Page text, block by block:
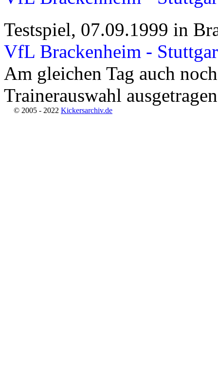
Testspiel, 07.09.1999 in
VfL Brackenheim -
Am gleichen Tag auch
Trainerauswahl ausgetragen
© 2005 - 2022 Kickersarchiv.de